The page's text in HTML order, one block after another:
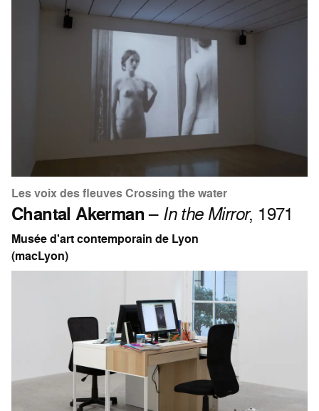
Les voix des fleuves Crossing the water
Chantal Akerman– In the Mirror, 1971
Musée d'art contemporain de Lyon
(macLyon)